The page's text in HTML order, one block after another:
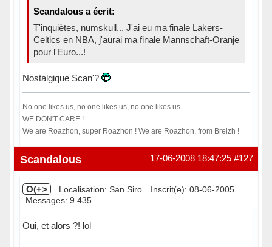
Scandalous a écrit:
T'inquiètes, numskull... J'ai eu ma finale Lakers-
Celtics en NBA, j'aurai ma finale Mannschaft-Oranje
pour l'Euro...!
Nostalgique Scan'?
No one likes us, no one likes us, no one likes us...
WE DON'T CARE !
We are Roazhon, super Roazhon ! We are Roazhon, from Breizh !
Hors ligne #127
17-06-2008 18:47:25
Scandalous
O(+> Localisation: San Siro
Inscrit(e): 08-06-2005
Messages: 9 435
Oui, et alors ?! lol